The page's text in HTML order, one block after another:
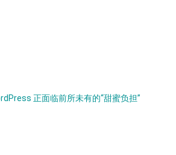
正面临前所未有的“甜蜜负担”